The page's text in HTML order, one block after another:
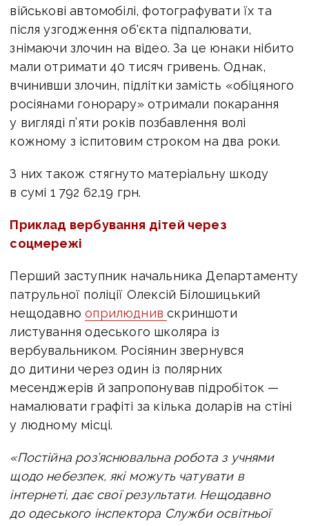
військові автомобілі, фотографувати їх та
після узгодження об'єкта підпалювати,
знімаючи злочин на відео. За це юнаки нібито
мали отримати 40 тисяч гривень. Однак,
вчинивши злочин, підлітки замість «обіцяного
росіянами гонорару» отримали покарання
у вигляді п’яти років позбавлення волі
кожному з іспитовим строком на два роки.
З них також стягнуто матеріальну шкоду
в сумі 1 792 62,19 грн.
Приклад вербування дітей через
соцмережі
Перший заступник начальника Департаменту
патрульної поліції Олексій Білошицький
нещодавнооприлюднивскриншоти
листування одеського школяра із
вербувальником. Росіянин звернувся
до дитини через один із полярних
месенджерів й запропонував підробіток —
намалювати графіті за кілька доларів на стіні
у людному місці.
«Постійна роз’яснювальна робота з учнями
щодо небезпек, які можуть чатувати в
інтернеті, дає свої результати. Нещодавно
до одеського інспектора Служби освітньої